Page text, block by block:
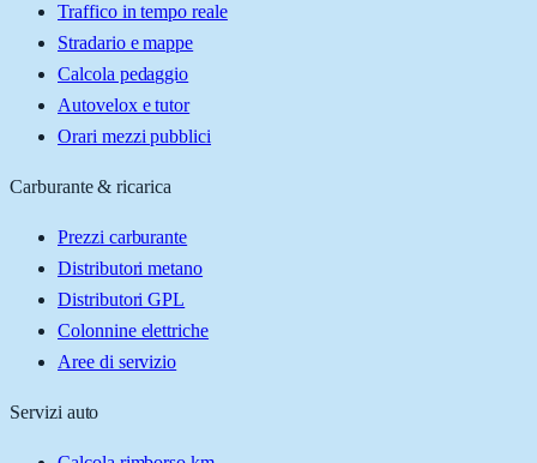
Traffico in tempo reale
Stradario e mappe
Calcola pedaggio
Autovelox e tutor
Orari mezzi pubblici
Carburante & ricarica
Prezzi carburante
Distributori metano
Distributori GPL
Colonnine elettriche
Aree di servizio
Servizi auto